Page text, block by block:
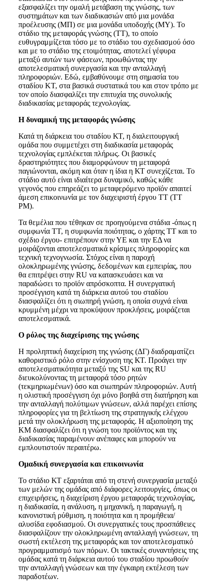
εξασφαλίζει την ομαλή μετάβαση της γνώσης, των
συστημάτων και των διαδικασιών από μια μονάδα
προέλευσης (ΜΠ) σε μια μονάδα υποδοχής (ΜΥ). Το
στάδιο της μεταφοράς γνώσης (ΤΤ), το οποίο
ευθυγραμμίζεται τόσο με το στάδιο του σχεδιασμού όσο
και με το στάδιο της ετοιμότητας, αποτελεί γέφυρα
μεταξύ αυτών των φάσεων, προωθώντας την
αποτελεσματική συνεργασία και την ανταλλαγή
πληροφοριών. Εδώ, εμβαθύνουμε στη σημασία του
σταδίου KT, στα βασικά συστατικά του και στον τρόπο με
τον οποίο διασφαλίζει την επιτυχία της συνολικής
διαδικασίας μεταφοράς τεχνολογίας.
Η δυναμική της μεταφοράς γνώσης
Κατά τη διάρκεια του σταδίου ΚΤ, η διαλειτουργική
ομάδα που συμμετέχει στη διαδικασία μεταφοράς
τεχνολογίας εμπλέκεται πλήρως. Οι βασικές
δραστηριότητες που διαμορφώνουν τη μεταφορά
παγιώνονται, ακόμη και όταν η ίδια η ΚΤ συνεχίζεται. Το
στάδιο αυτό είναι ιδιαίτερα δυναμικό, καθώς κάθε
γεγονός που επηρεάζει το μεταφερόμενο προϊόν απαιτεί
άμεση επικοινωνία με τον διαχειριστή έργου ΤΤ (TT
PM).
Τα θεμέλια που τέθηκαν σε προηγούμενα στάδια -όπως η
συμφωνία ΤΤ, η συμφωνία ποιότητας, ο χάρτης ΤΤ και το
σχέδιο έργου- επιτρέπουν στην ΥΕ και την ΕΔ να
μοιράζονται αποτελεσματικά κρίσιμες πληροφορίες και
τεχνική τεχνογνωσία. Στόχος είναι η παροχή
ολοκληρωμένης γνώσης, δεδομένων και εμπειρίας, που
θα επιτρέψει στην RU να κατασκευάσει και να
παραδώσει το προϊόν απρόσκοπτα. Η συνεργατική
προσέγγιση κατά τη διάρκεια αυτού του σταδίου
διασφαλίζει ότι η σιωπηρή γνώση, η οποία συχνά είναι
κρυμμένη μέχρι να προκύψουν προκλήσεις, μοιράζεται
αποτελεσματικά.
Ο ρόλος της διαχείρισης της γνώσης
Η προληπτική διαχείριση της γνώσης (ΔΓ) διαδραματίζει
καθοριστικό ρόλο στην ενίσχυση της ΚΤ. Προάγει την
αποτελεσματικότητα μεταξύ της SU και της RU
διευκολύνοντας τη μεταφορά τόσο ρητών
(τεκμηριωμένων) όσο και σιωπηρών πληροφοριών. Αυτή
η ολιστική προσέγγιση όχι μόνο βοηθά στη διατήρηση και
την ανταλλαγή πολύτιμων γνώσεων, αλλά παρέχει επίσης
πληροφορίες για τη βελτίωση της στρατηγικής ελέγχου
μετά την ολοκλήρωση της μεταφοράς. Η αξιοποίηση της
ΚΜ διασφαλίζει ότι η γνώση του προϊόντος και της
διαδικασίας παραμένουν ανέπαφες και μπορούν να
εμπλουτιστούν περαιτέρω.
Ομαδική συνεργασία και επικοινωνία
Το στάδιο ΚΤ εξαρτάται από τη στενή συνεργασία μεταξύ
των μελών της ομάδας από διάφορες λειτουργίες, όπως οι
επιχειρήσεις, η διαχείριση έργου μεταφοράς τεχνολογίας,
η διαδικασία, η ανάλυση, η μηχανική, η παραγωγή, η
κανονιστική ρύθμιση, η ποιότητα και η προμήθεια/
αλυσίδα εφοδιασμού. Οι συνεργατικές τους προσπάθειες
διασφαλίζουν την ολοκληρωμένη ανταλλαγή γνώσεων, τη
σωστή εκτέλεση της μεταφοράς και τον αποτελεσματικό
προγραμματισμό των πόρων. Οι τακτικές συναντήσεις της
ομάδας κατά τη διάρκεια αυτού του σταδίου προωθούν
την ανταλλαγή γνώσεων και την έγκαιρη εκτέλεση των
παραδοτέων.